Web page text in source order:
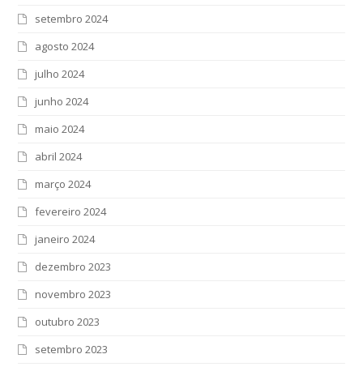
setembro 2024
agosto 2024
julho 2024
junho 2024
maio 2024
abril 2024
março 2024
fevereiro 2024
janeiro 2024
dezembro 2023
novembro 2023
outubro 2023
setembro 2023